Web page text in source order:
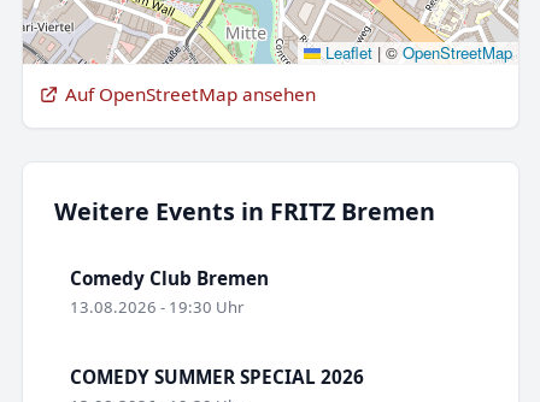
Leaflet |© OpenStreetMap
Auf OpenStreetMap ansehen
Weitere Events in FRITZ Bremen
Comedy Club Bremen
13.08.2026 - 19:30 Uhr
COMEDY SUMMER SPECIAL 2026